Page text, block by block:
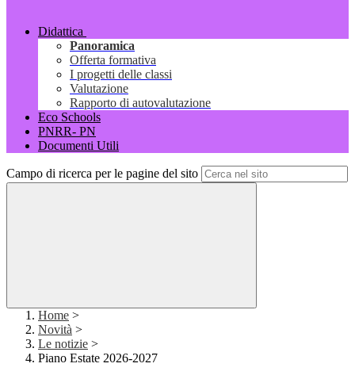
Didattica
Panoramica
Offerta formativa
I progetti delle classi
Valutazione
Rapporto di autovalutazione
Eco Schools
PNRR- PN
Documenti Utili
Campo di ricerca per le pagine del sito
Home >
Novità >
Le notizie >
Piano Estate 2026-2027